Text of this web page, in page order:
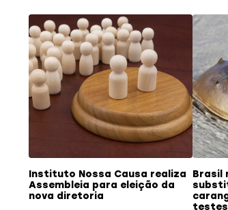
Instituto Nossa Causa realiza
Assembleia para eleição da
nova diretoria
Brasil